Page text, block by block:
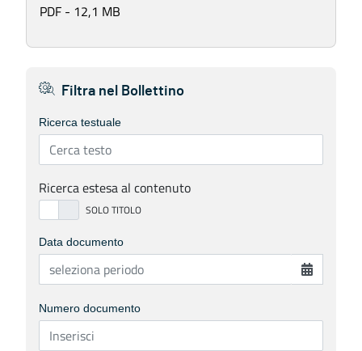
PDF - 12,1 MB
Filtra nel Bollettino
Ricerca testuale
Ricerca estesa al contenuto
Data documento
Numero documento